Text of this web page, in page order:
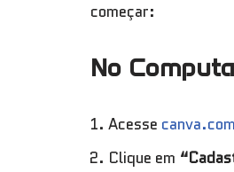
começar:
No
Acesse canva.com
Clique em